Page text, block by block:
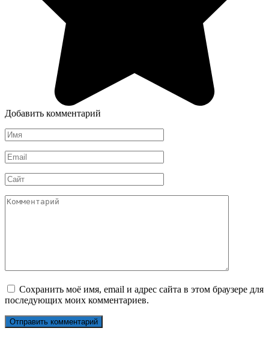
Добавить комментарий
Имя
*
Email
*
Сайт
Комментарий
Сохранить моё имя, email и адрес сайта в этом браузере для
последующих моих комментариев.